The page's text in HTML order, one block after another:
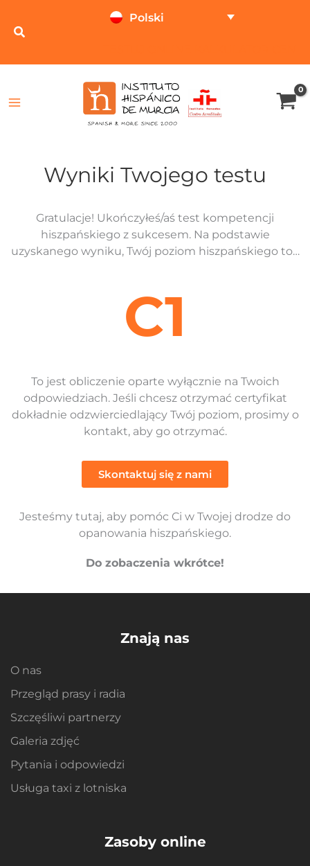
treści
Polski
Wyniki Twojego testu
Gratulacje! Ukończyłeś/aś test kompetencji
hiszpańskiego z sukcesem. Na podstawie
uzyskanego wyniku, Twój poziom hiszpańskiego to…
C1
To jest obliczenie oparte wyłącznie na Twoich
odpowiedziach. Jeśli chcesz otrzymać certyfikat
dokładnie odzwierciedlający Twój poziom, prosimy o
kontakt, aby go otrzymać.
Skontaktuj się z nami
Jesteśmy tutaj, aby pomóc Ci w Twojej drodze do
opanowania hiszpańskiego.
Do zobaczenia wkrótce!
Znają nas
O nas
Przegląd prasy i radia
Szczęśliwi partnerzy
Galeria zdjęć
Pytania i odpowiedzi
Usługa taxi z lotniska
Zasoby online